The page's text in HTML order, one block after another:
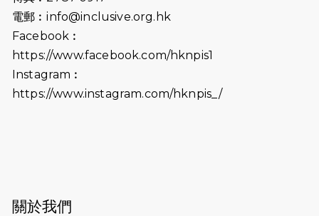
2026-06-25
（19:00開始）
2026-06-18
猛龍長跑隊恆常練習 - 6月18日
2026-06-11
猛龍長跑隊恆常練習 - 6月11日（19:00
電郵︰info@inclusive.org.hk
Facebook︰
https://www.facebook.com/hknpis1
Instagram︰
https://www.instagram.com/hknpis_/
關於我們